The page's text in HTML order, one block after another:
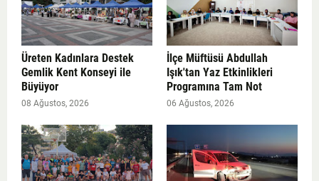
Üreten Kadınlara Destek
Gemlik Kent Konseyi ile
Büyüyor
08 Ağustos, 2026
İlçe Müftüsü Abdullah
Işık'tan Yaz Etkinlikleri
Programına Tam Not
06 Ağustos, 2026